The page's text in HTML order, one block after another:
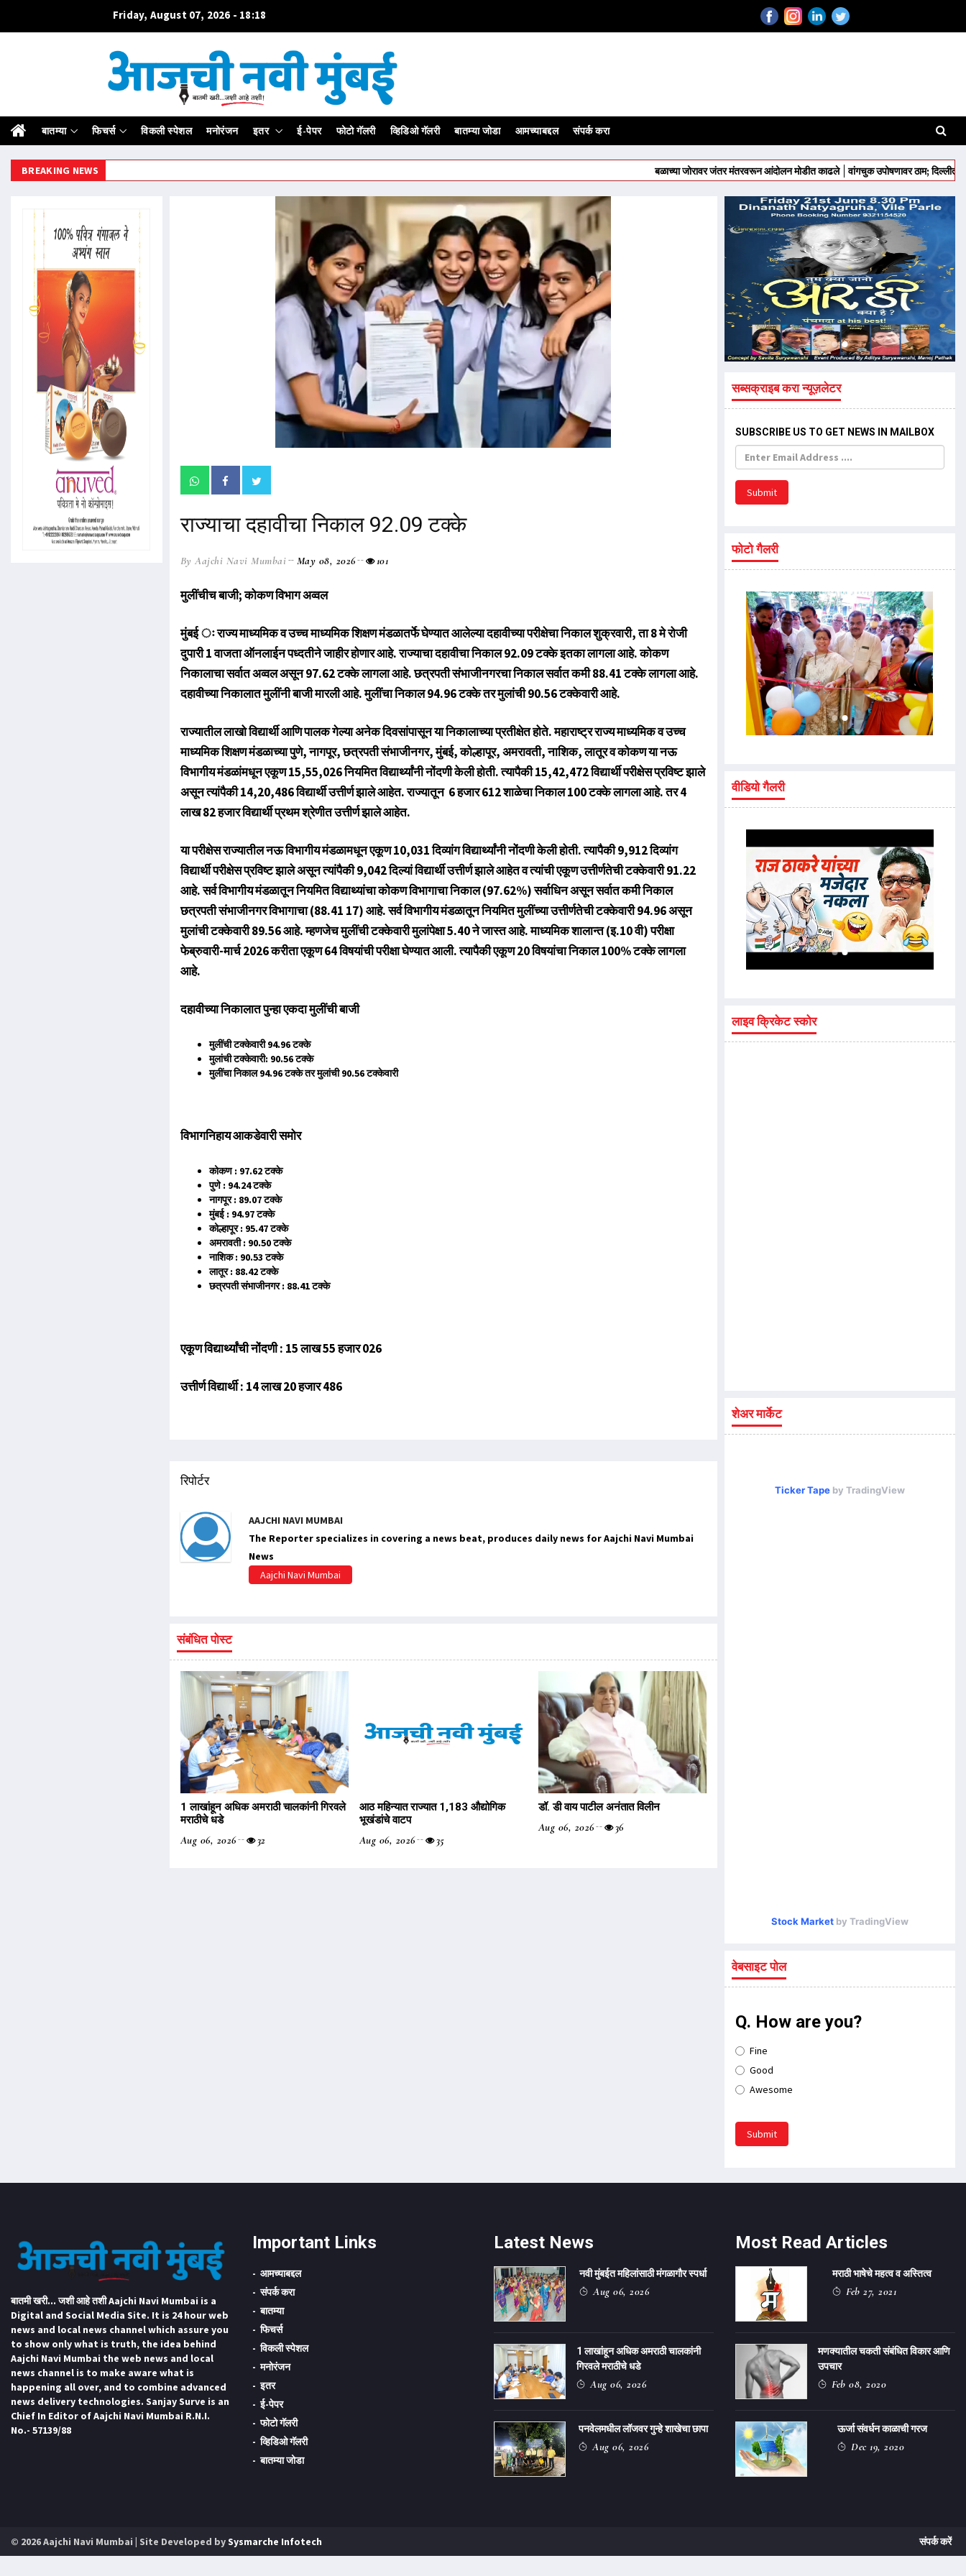
Friday, August 07, 2026 - 18:18
बातम्या फिचर्स विकली स्पेशल मनोरंजन इतर ई-पेपर फोटो गॅलरी व्हिडिओ गॅलरी बातम्या जोडा आमच्याबद्दल संपर्क करा
BREAKING NEWS बळाच्या जोरावर जंतर मंतरवरून आंदोलन मोडीत काढले वांगचुक उपोषणावर ठाम; दिल्लीत होणार
राज्याचा दहावीचा निकाल 92.09 टक्के
By Aajchi Navi Mumbai May 08, 2026 101
मुलींचीच बाजी; कोकण विभाग अव्वल
मुंबई ः राज्य माध्यमिक व उच्च माध्यमिक शिक्षण मंडळातर्फे घेण्यात आलेल्या दहावीच्या परीक्षेचा निकाल शुक्रवारी, ता 8 मे रोजी
दुपारी 1 वाजता ऑनलाईन पध्दतीने जाहीर होणार आहे. राज्याचा दहावीचा निकाल 92.09 टक्के इतका लागला आहे. कोकण
निकालाचा सर्वात अव्वल असून 97.62 टक्के लागला आहे. छत्रपती संभाजीनगरचा निकाल सर्वात कमी 88.41 टक्के लागला आहे.
दहावीच्या निकालात मुलींनी बाजी मारली आहे. मुलींचा निकाल 94.96 टक्के तर मुलांची 90.56 टक्केवारी आहे.
राज्यातील लाखो विद्यार्थी आणि पालक गेल्या अनेक दिवसांपासून या निकालाच्या प्रतीक्षेत होते. महाराष्ट्र राज्य माध्यमिक व उच्च
माध्यमिक शिक्षण मंडळाच्या पुणे, नागपूर, छत्रपती संभाजीनगर, मुंबई, कोल्हापूर, अमरावती, नाशिक, लातूर व कोकण या नऊ
विभागीय मंडळांमधून एकूण 15,55,026 नियमित विद्यार्थ्यांनी नोंदणी केली होती. त्यापैकी 15,42,472 विद्यार्थी परीक्षेस प्रविष्ट झाले
असून त्यांपैकी 14,20,486 विद्यार्थी उत्तीर्ण झाले आहेत. राज्यातून 6 हजार 612 शाळेचा निकाल 100 टक्के लागला आहे. तर 4
लाख 82 हजार विद्यार्थी प्रथम श्रेणीत उत्तीर्ण झाले आहेत.
या परीक्षेस राज्यातील नऊ विभागीय मंडळामधून एकूण 10,031 दिव्यांग विद्यार्थ्यांनी नोंदणी केली होती. त्यापैकी 9,912 दिव्यांग
विद्यार्थी परीक्षेस प्रविष्ट झाले असून त्यांपैकी 9,042 दिल्यां विद्यार्थी उत्तीर्ण झाले आहेत व त्यांची एकूण उत्तीर्णतेची टक्केवारी 91.22
आहे. सर्व विभागीय मंडळातून नियमित विद्याथ्यांचा कोकण विभागाचा निकाल (97.62%) सर्वाधिन असून सर्वात कमी निकाल
छत्रपती संभाजीनगर विभागाचा (88.41 17) आहे. सर्व विभागीय मंडळातून नियमित मुलींच्या उत्तीर्णतेची टक्केवारी 94.96 असून
मुलांची टक्केवारी 89.56 आहे. म्हणजेच मुलींची टक्केवारी मुलांपेक्षा 5.40 ने जास्त आहे. माध्यमिक शालान्त (इ.10 वी) परीक्षा
फेब्रुवारी-मार्च 2026 करीता एकूण 64 विषयांची परीक्षा घेण्यात आली. त्यापैकी एकूण 20 विषयांचा निकाल 100% टक्के लागला
आहे.
दहावीच्या निकालात पुन्हा एकदा मुलींची बाजी
मुलींची टक्केवारी 94.96 टक्के
मुलांची टक्केवारी: 90.56 टक्के
मुलींचा निकाल 94.96 टक्के तर मुलांची 90.56 टक्केवारी
विभागनिहाय आकडेवारी समोर
कोकण : 97.62 टक्के
पुणे : 94.24 टक्के
नागपूर : 89.07 टक्के
मुंबई : 94.97 टक्के
कोल्हापूर : 95.47 टक्के
अमरावती : 90.50 टक्के
नाशिक : 90.53 टक्के
लातूर : 88.42 टक्के
छत्रपती संभाजीनगर : 88.41 टक्के
एकूण विद्यार्थ्यांची नोंदणी : 15 लाख 55 हजार 026
उत्तीर्ण विद्यार्थी : 14 लाख 20 हजार 486
रिपोर्टर
AAJCHI NAVI MUMBAI
The Reporter specializes in covering a news beat, produces daily news for Aajchi Navi Mumbai
News
Aajchi Navi Mumbai
संबंधित पोस्ट
1 लाखांहून अधिक अमराठी चालकांनी गिरवले
मराठीचे धडे
Aug 06, 2026
32
आठ महिन्यात राज्यात 1,183 औद्योगिक
भूखंडांचे वाटप
Aug 06, 2026
35
डॉ. डी वाय पाटील अनंतात विलीन
Aug 06, 2026
36
सब्सक्राइब करा न्यूज़लेटर
SUBSCRIBE US TO GET NEWS IN MAILBOX
Submit
फोटो गैलरी
वीडियो गैलरी
लाइव क्रिकेट स्कोर
शेअर मार्केट
Ticker Tapeby TradingView
Stock Marketby TradingView
वेबसाइट पोल
Q. How are you?
Fine
Good
Awesome
Submit
बातमी खरी... जशी आहे तशी Aajchi Navi Mumbai is a
Digital and Social Media Site. It is 24 hour web
news and local news channel which assure you
to show only what is truth, the idea behind
Aajchi Navi Mumbai the web news and local
news channel is to make aware what is
happening all over, and to combine advanced
news delivery technologies. Sanjay Surve is an
Chief In Editor of Aajchi Navi Mumbai R.N.I.
No.- 57139/88
Important Links
आमच्याबद्दल
संपर्क करा
बातम्या
फिचर्स
विकली स्पेशल
मनोरंजन
इतर
ई-पेपर
फोटो गॅलरी
व्हिडिओ गॅलरी
बातम्या जोडा
Latest News
नवी मुंबईत महिलांसाठी मंगळागौर स्पर्धा
Aug 06, 2026
1 लाखांहून अधिक अमराठी चालकांनी
गिरवले मराठीचे धडे
Aug 06, 2026
पनवेलमधील लॉजवर गुन्हे शाखेचा छापा
Aug 06, 2026
Most Read Articles
मराठी भाषेचे महत्व व अस्तित्व
Feb 27, 2021
मणक्यातील चकती संबंधित विकार आणि
उपचार
Feb 08, 2020
ऊर्जा संवर्धन काळाची गरज
Dec 19, 2020
© 2026 Aajchi Navi Mumbai | Site Developed bySysmarche Infotech संपर्क करें